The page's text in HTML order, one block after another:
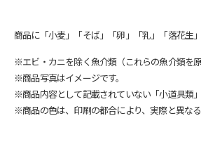
商品に「小麦」「そば」「卵」「乳」「落花生
※エビ・カニを除く魚介類（これらの魚介類を
※商品写真はイメージです。
※商品内容として記載されていない「小道具類
※商品の色は、印刷の都合により、実際と異なる